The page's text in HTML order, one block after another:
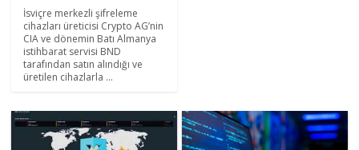
İsviçre merkezli şifreleme
cihazları üreticisi Crypto AG’nin
CIA ve dönemin Batı Almanya
istihbarat servisi BND
tarafından satın alındığı ve
üretilen cihazlarla ...